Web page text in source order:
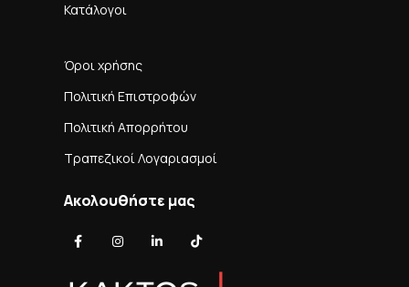
Κατάλογοι
Όροι χρήσης
Πολιτική Επιστροφών
Πολιτική Απορρήτου
Τραπεζικοί Λογαριασμοί
Ακολουθήστε μας